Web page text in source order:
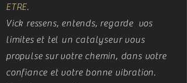
ETRE.
Vick ressens, entends, regarde vos
limites et tel un catalyseur vous
propulse survotre chemin, dans votre
confiance et votre bonne vibration.